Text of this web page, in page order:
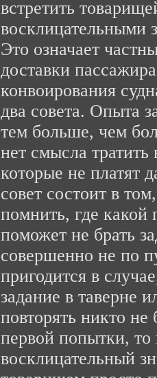
встретить
восклицательными
Это означает
доставки
конвоирования
два совета. Опыта
тем больше, чем
нет смысла тратить
которые не платят
совет состоит в
помнить, где какой
поможет не брать
совершенно не по
пригодится в
задание в таверне
повторять никто не
первой попытки, то
восклицательный